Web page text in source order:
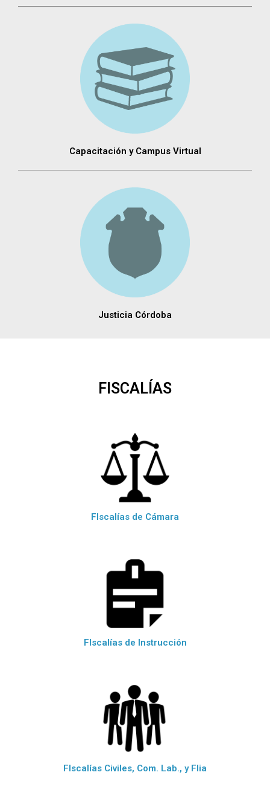
Capacitación y Campus Virtual
Justicia Córdoba
FISCALÍAS
FIscalías de Cámara
FIscalías de Instrucción
FIscalías Civiles, Com. Lab., y Flia